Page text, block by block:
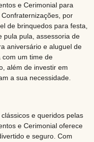
e Cerimonial para
por
de brinquedos para festa,
pula pula, assessoria de
aniversário e aluguel de
com um time de
além de investir em
a sua necessidade.
e queridos pelas
e Cerimonial oferece
e seguro. Com